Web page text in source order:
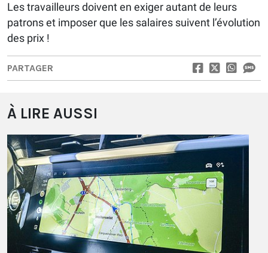
Les travailleurs doivent en exiger autant de leurs
patrons et imposer que les salaires suivent l’évolution
des prix !
PARTAGER
À LIRE AUSSI